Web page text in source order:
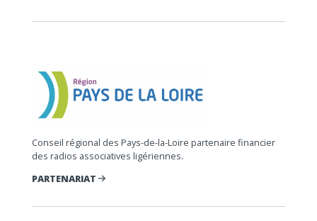
Conseil régional des Pays-de-la-Loire partenaire financier
des radios associatives ligériennes.
PARTENARIAT